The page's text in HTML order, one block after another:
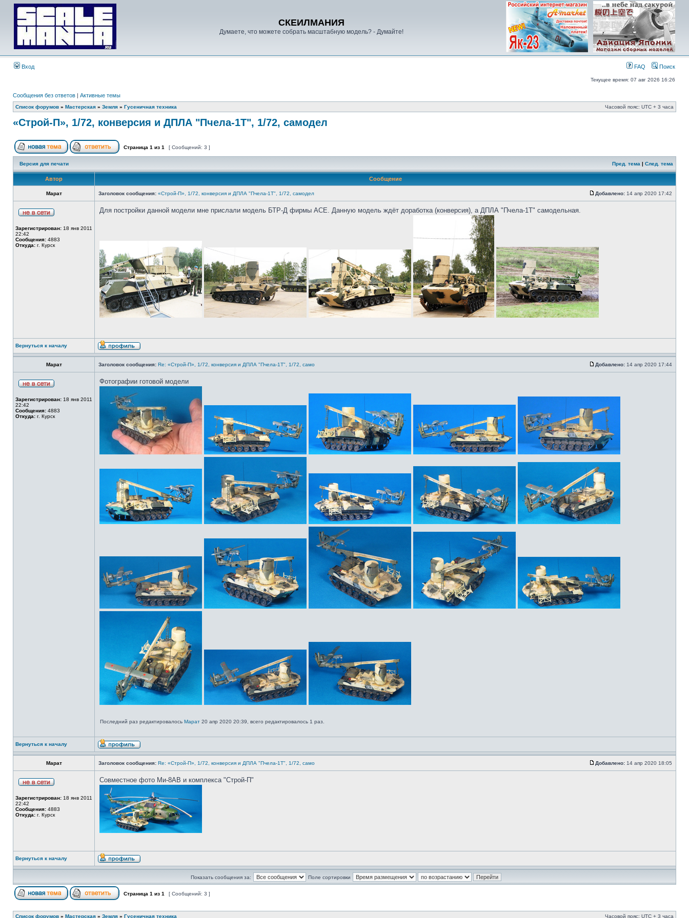
СКЕИЛМАНИЯ
Думаете, что можете собрать масштабную модель? - Думайте!
Вход FAQ Поиск
Текущее время: 07 авг 2026 16:26
Сообщения без ответов | Активные темы
Список форумов » Мастерская » Земля » Гусеничная техника Часовой пояс: UTC + 3 часа
«Строй-П», 1/72, конверсия и ДПЛА "Пчела-1Т", 1/72, самодел
Страница 1 из 1 [ Сообщений: 3 ]
Версия для печати Пред. тема | След. тема
Автор Сообщение
Марат Заголовок сообщения: «Строй-П», 1/72, конверсия и ДПЛА "Пчела-1Т", 1/72, самодел Добавлено: 14 апр 2020 17:42
Зарегистрирован: 18 янв 2011
22:42
Сообщения: 4883
Откуда: г. Курск
Для постройки данной модели мне прислали модель БТР-Д фирмы АСЕ. Данную модель ждёт доработка (конверсия), а ДПЛА "Пчела-1Т" самодельная.
Вернуться к началу
Марат Заголовок сообщения: Re: «Строй-П», 1/72, конверсия и ДПЛА "Пчела-1Т", 1/72, само Добавлено: 14 апр 2020 17:44
Зарегистрирован: 18 янв 2011
22:42
Сообщения: 4883
Откуда: г. Курск
Фотографии готовой модели
Последний раз редактировалось Марат 20 апр 2020 20:39, всего редактировалось 1 раз.
Вернуться к началу
Марат Заголовок сообщения: Re: «Строй-П», 1/72, конверсия и ДПЛА "Пчела-1Т", 1/72, само Добавлено: 14 апр 2020 18:05
Зарегистрирован: 18 янв 2011
22:42
Сообщения: 4883
Откуда: г. Курск
Совместное фото Ми-8АВ и комплекса "Строй-П"
Вернуться к началу
Показать сообщения за: Поле сортировки
Страница 1 из 1 [ Сообщений: 3 ]
Список форумов » Мастерская » Земля » Гусеничная техника Часовой пояс: UTC + 3 часа